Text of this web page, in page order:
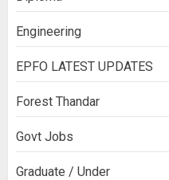
Engineering
EPFO LATEST UPDATES
Forest Thandar
Govt Jobs
Graduate / Under